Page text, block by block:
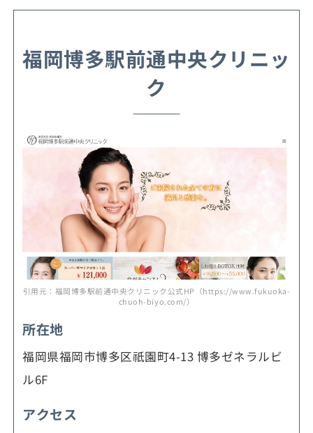
福岡博多駅前通中央クリニッ
ク
引用元：福岡博多駅前通中央クリニック公式HP（https://www.fukuoka-
chuoh-biyo.com/）
所在地
福岡県福岡市博多区祇園町4-13 博多ゼネラルビ
ル6F
アクセス